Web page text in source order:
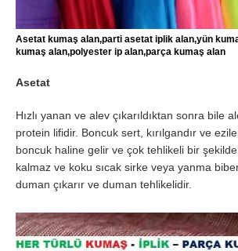
Asetat kumaş alan,parti asetat iplik alan,yün
kumaş alan,polyester ip alan,parça kumaş alan
Asetat
Hızlı yanan ve alev çıkarıldıktan sonra bile
protein lifidir. Boncuk sert, kırılgandır ve
boncuk haline gelir ve çok tehlikeli bir
kalmaz ve koku sıcak sirke veya yanma
duman çıkarır ve duman tehlikelidir.